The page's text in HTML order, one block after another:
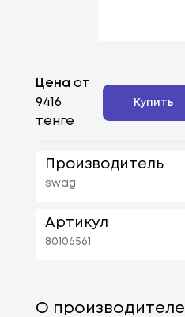
Цена от
9416
тенге
Купить
Производитель
swag
Артикул
80106561
О производителе